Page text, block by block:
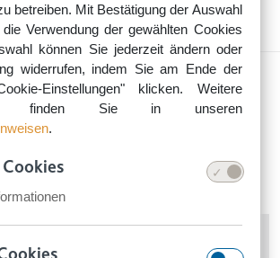
betreiben. Mit Bestätigung der Auswahl
Verwendung der gewählten Cookies
können Sie jederzeit ändern oder
widerrufen, indem Sie am Ende der
Einstellungen" klicken. Weitere
finden Sie in unseren
.
So machen Sie es richtig
Mieterhöhung: So
richtig